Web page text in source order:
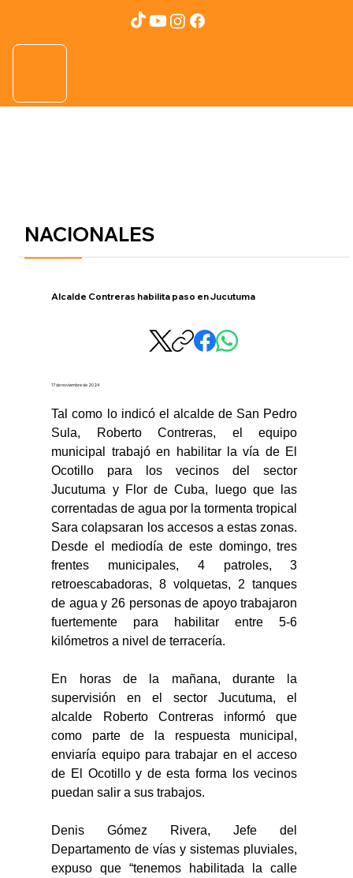
NACIONALES
Alcalde Contreras habilita paso en Jucutuma
17 de noviembre de 2024
Tal como lo indicó el alcalde de San Pedro
Sula, Roberto Contreras, el equipo
municipal trabajó en habilitar la vía de El
Ocotillo para los vecinos del sector
Jucutuma y Flor de Cuba, luego que las
correntadas de agua por la tormenta tropical
Sara colapsaran los accesos a estas zonas.
Desde el mediodía de este domingo, tres
frentes municipales, 4 patroles, 3
retroescabadoras, 8 volquetas, 2 tanques
de agua y 26 personas de apoyo trabajaron
fuertemente para habilitar entre 5-6
kilómetros a nivel de terracería.
En horas de la mañana, durante la
supervisión en el sector Jucutuma, el
alcalde Roberto Contreras informó que
como parte de la respuesta municipal,
enviaría equipo para trabajar en el acceso
de El Ocotillo y de esta forma los vecinos
puedan salir a sus trabajos.
Denis Gómez Rivera, Jefe del
Departamento de vías y sistemas pluviales,
expuso que “tenemos habilitada la calle